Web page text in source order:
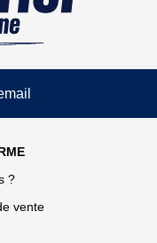
?
vente